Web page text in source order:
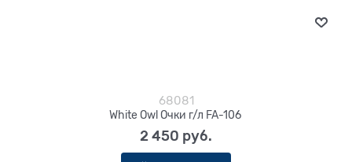
68081
White Owl Очки г/л FA-106
2 450 руб.